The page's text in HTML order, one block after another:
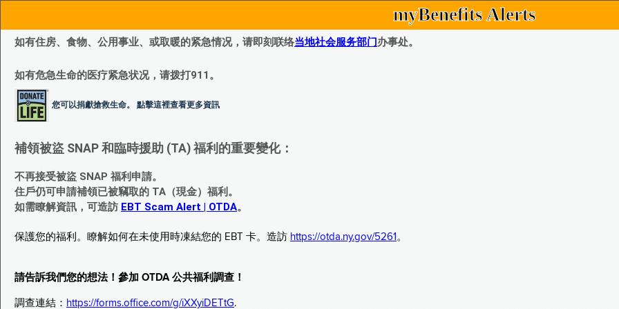
myBenefits Alerts
如有住房、食物、公用事业、或取暖的紧急情况，请即刻联络当地社会服务部门办事处。
如有危急生命的医疗紧急状况，请拨打911。
您可以捐獻搶救生命。 點擊這裡查看更多資訊
補領被盜 SNAP 和臨時援助 (TA) 福利的重要變化：
不再接受被盜 SNAP 福利申請。
住戶仍可申請補領已被竊取的 TA（現金）福利。
如需瞭解資訊，可造訪 EBT Scam Alert | OTDA。
保護您的福利。瞭解如何在未使用時凍結您的 EBT 卡。造訪 https://otda.ny.gov/5261 。
請告訴我們您的想法！參加 OTDA 公共福利調查！
調查連結： https://forms.office.com/g/iXXyiDETtG.